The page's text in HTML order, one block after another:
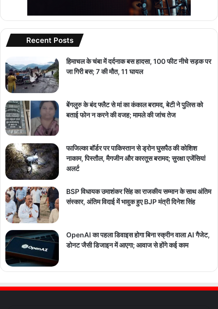
Recent Posts
हिमाचल के चंबा में दर्दनाक बस हादसा, 100 फीट नीचे सड़क पर
जा गिरी बस; 7 की मौत, 11 घायल
बेंगलुरु के बंद फ्लैट से मां का कंकाल बरामद, बेटी ने पुलिस को
बताई फोन न करने की वजह; मामले की जांच तेज
फाजिल्का बॉर्डर पर पाकिस्तान से ड्रोन घुसपैठ की कोशिश
नाकाम, पिस्तौल, मैगजीन और कारतूस बरामद; सुरक्षा एजेंसियां
अलर्ट
BSP विधायक उमाशंकर सिंह का राजकीय सम्मान के साथ अंतिम
संस्कार, अंतिम विदाई में भावुक हुए BJP मंत्री दिनेश सिंह
OpenAI का पहला डिवाइस होगा बिना स्क्रीन वाला AI गैजेट,
डोनट जैसी डिजाइन में आएगा; आवाज से होंगे कई काम